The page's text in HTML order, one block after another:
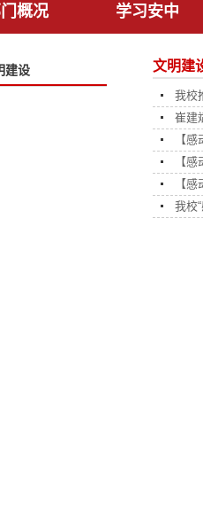
概况 学习安中
建设 文明建
我校
崔建
【
【
【
我校